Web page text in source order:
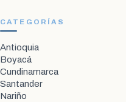
CATEGORÍAS
Antioquia
Boyacá
Cundinamarca
Santander
Nariño